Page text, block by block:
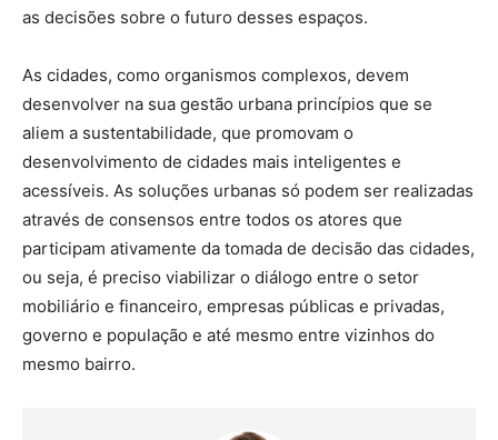
as decisões sobre o futuro desses espaços.
As cidades, como organismos complexos, devem
desenvolver na sua gestão urbana princípios que se
aliem a sustentabilidade, que promovam o
desenvolvimento de cidades mais inteligentes e
acessíveis. As soluções urbanas só podem ser realizadas
através de consensos entre todos os atores que
participam ativamente da tomada de decisão das cidades,
ou seja, é preciso viabilizar o diálogo entre o setor
mobiliário e financeiro, empresas públicas e privadas,
governo e população e até mesmo entre vizinhos do
mesmo bairro.